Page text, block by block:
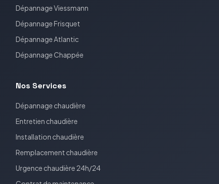
DépannageViessmann
DépannageFrisquet
DépannageAtlantic
Dépannage Chappée
Nos Services
Dépannage chaudière
Entretien chaudière
Installation chaudière
Remplacement chaudière
Urgence chaudière 24h/24